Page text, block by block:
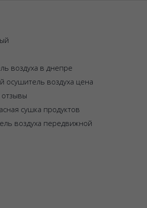
воздуха в днепре
осушитель воздуха цена
сушка продуктов
воздуха передвижной